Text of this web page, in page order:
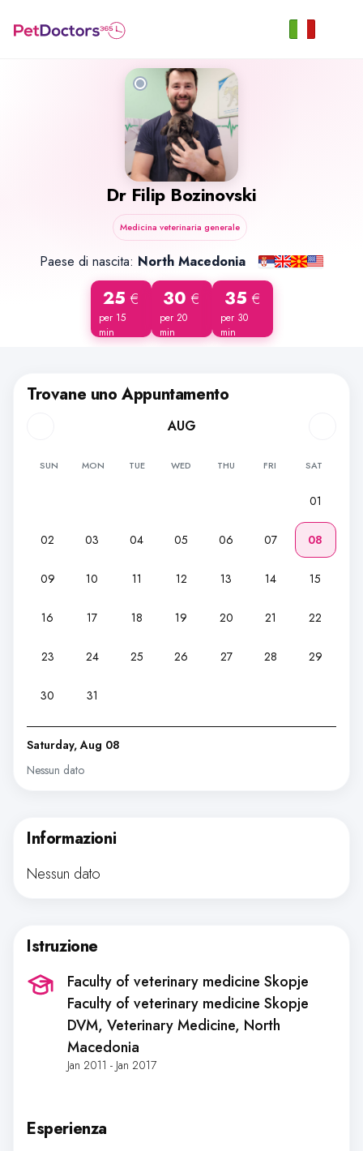
Dr Filip Bozinovski
Medicina veterinaria generale
Paese di nascita: North Macedonia
25 €
per 15
min
30 €
per 20
min
35 €
per 30
min
Trovane uno Appuntamento
AUG
SUN MON TUE WED THU FRI SAT
01
02 03 04 05 06 07 08
09 10 11 12 13 14 15
16 17 18 19 20 21 22
23 24 25 26 27 28 29
30 31
Saturday, Aug 08
Nessun dato
Informazioni
Nessun dato
Istruzione
Faculty of veterinary medicine Skopje
Faculty of veterinary medicine Skopje
DVM, Veterinary Medicine, North
Macedonia
Jan 2011 - Jan 2017
Esperienza